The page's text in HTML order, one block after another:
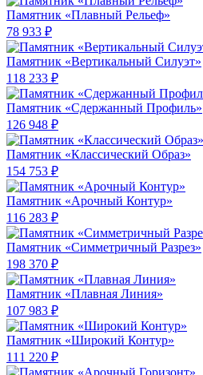
Памятник «Плавный Рельеф»
78 933 ₽
Памятник «Вертикальный Силуэт»
118 233 ₽
Памятник «Сдержанный Профиль»
126 948 ₽
Памятник «Классический Образ»
154 753 ₽
Памятник «Арочный Контур»
116 283 ₽
Памятник «Симметричный Разрез»
198 370 ₽
Памятник «Плавная Линия»
107 983 ₽
Памятник «Широкий Контур»
111 220 ₽